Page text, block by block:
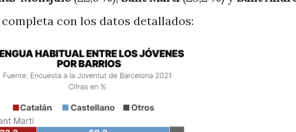
completa con los datos detallados: